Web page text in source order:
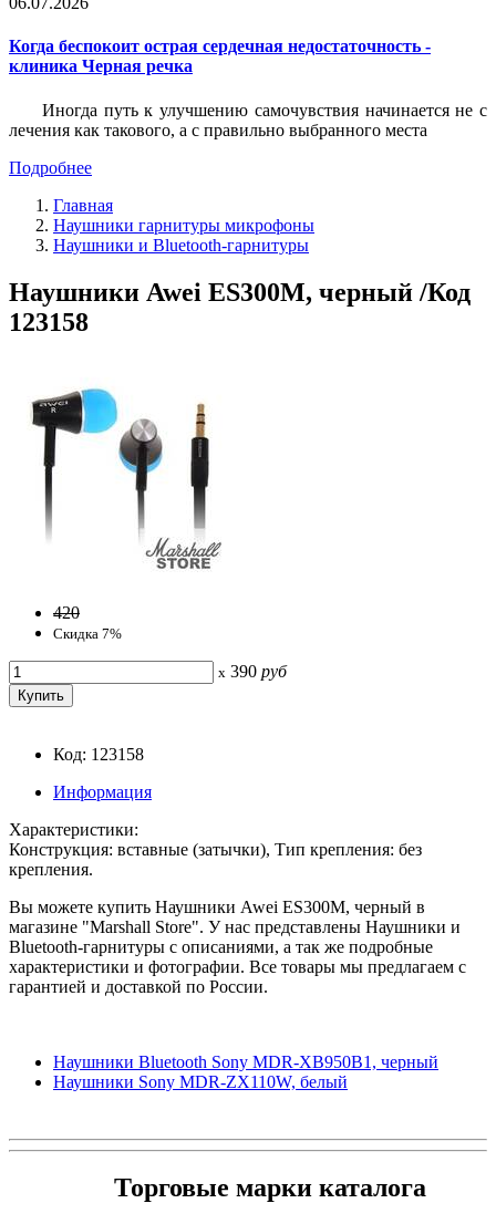
Когда беспокоит острая сердечная недостаточность -
клиника Черная речка
Иногда путь к улучшению самочувствия начинается не с
лечения как такового, а с правильно выбранного места
Подробнее
Главная
Наушники гарнитуры микрофоны
Наушники и Bluetooth-гарнитуры
Наушники Awei ES300M, черный /Код
123158
420
Скидка 7%
x 390 руб
Код: 123158
Информация
Характеристики:
Конструкция: вставные (затычки), Тип крепления: без
крепления.
Вы можете купить Наушники Awei ES300M, черный в
магазине "Marshall Store". У нас представлены Наушники и
Bluetooth-гарнитуры с описаниями, а так же подробные
характеристики и фотографии. Все товары мы предлагаем с
гарантией и доставкой по России.
Наушники Bluetooth Sony MDR-XB950B1, черный
Наушники Sony MDR-ZX110W, белый
Торговые марки каталога